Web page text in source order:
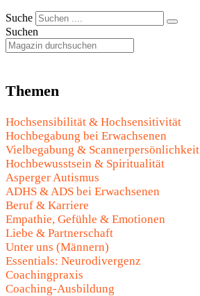
Suche
Suchen
Themen
Hochsensibilität & Hochsensitivität
Hochbegabung bei Erwachsenen
Vielbegabung & Scannerpersönlichkeit
Hochbewusstsein & Spiritualität
Asperger Autismus
ADHS & ADS bei Erwachsenen
Beruf & Karriere
Empathie, Gefühle & Emotionen
Liebe & Partnerschaft
Unter uns (Männern)
Essentials: Neurodivergenz
Coachingpraxis
Coaching-Ausbildung